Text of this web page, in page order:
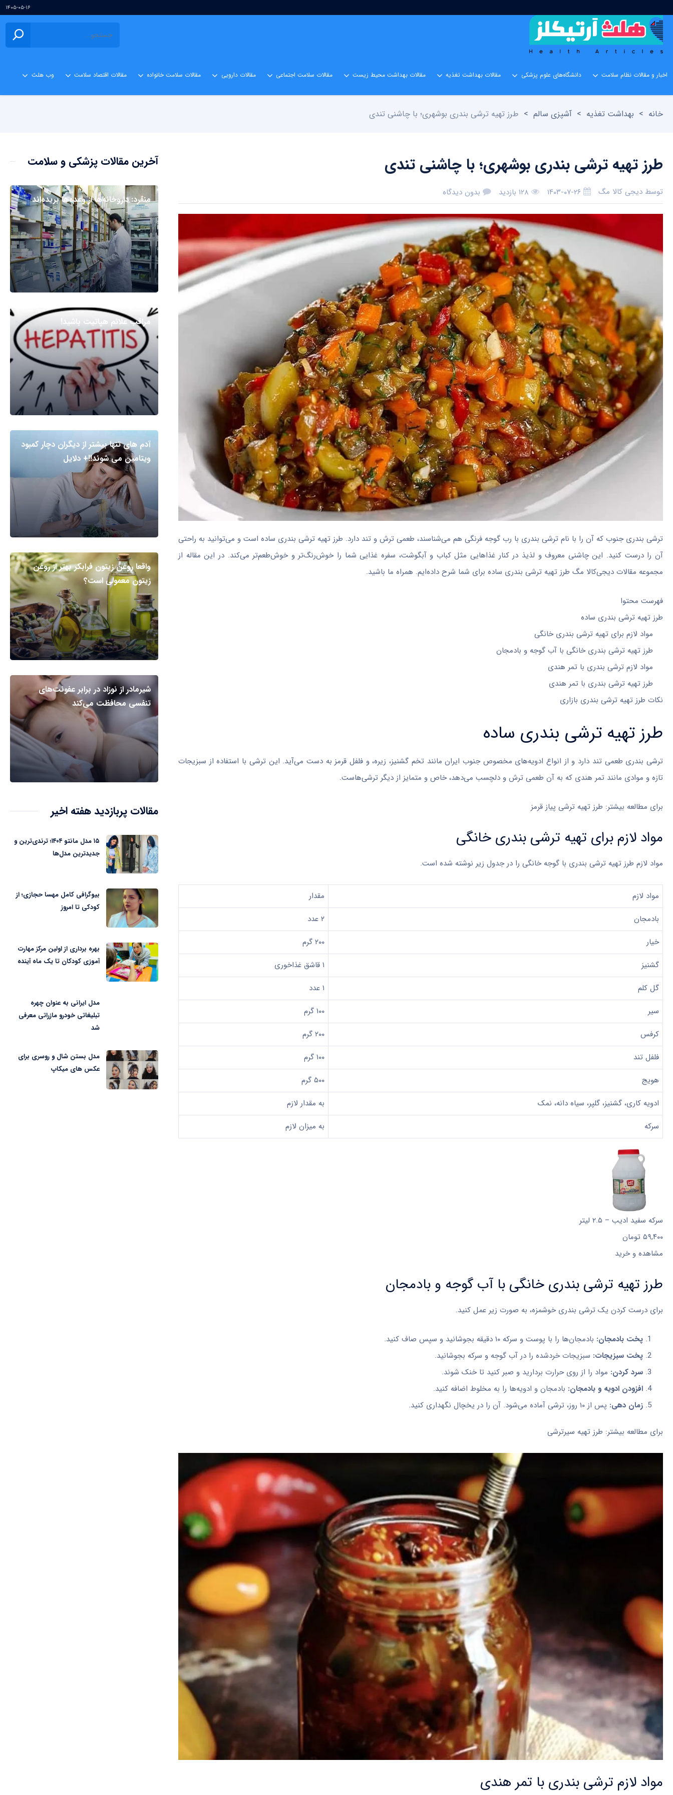
۱۴۰۵-۰۵-۱۶
اخبار و مقالات نظام سلامت دانشگاه‌های علوم پزشکی مقالات بهداشت تغذیه مقالات بهداشت محیط زیست مقالات سلامت اجتماعی مقالات دارویی مقالات سلامت خانواده مقالات اقتصاد سلامت وب هلث
خانه > بهداشت تغذیه > آشپزی سالم > طرز تهیه ترشی بندری بوشهری؛ با چاشنی تندی
طرز تهیه ترشی بندری بوشهری؛ با چاشنی تندی
توسط دیجی کالا مگ ۱۴۰۳-۰۷-۲۶ ۱۲۸ بازدید بدون دیدگاه
ترشی بندری جنوب که آن را با نام ترشی بندری با رب گوجه فرنگی هم می‌شناسند، طعمی ترش و تند دارد. طرز تهیه ترشی بندری ساده است و می‌توانید به راحتی
آن را درست کنید. این چاشنی معروف و لذیذ در کنار غذاهایی مثل کباب و آبگوشت، سفره غذایی شما را خوش‌رنگ‌تر و خوش‌طعم‌تر می‌کند. در این مقاله از
مجموعه مقالات دیجی‌کالا مگ طرز تهیه ترشی بندری ساده برای شما شرح داده‌ایم. همراه ما باشید.
فهرست محتوا
طرز تهیه ترشی بندری ساده
مواد لازم برای تهیه ترشی بندری خانگی
طرز تهیه ترشی بندری خانگی با آب گوجه و بادمجان
مواد لازم ترشی بندری با تمر هندی
طرز تهیه ترشی بندری با تمر هندی
نکات طرز تهیه ترشی بندری بازاری
طرز تهیه ترشی بندری ساده
ترشی بندری طعمی تند دارد و از انواع ادویه‌های مخصوص جنوب ایران مانند تخم گشنیز، زیره، و فلفل قرمز به دست می‌آید. این ترشی با استفاده از سبزیجات
تازه و موادی مانند تمر هندی که به آن طعمی ترش و دلچسب می‌دهد، خاص و متمایز از دیگر ترشی‌هاست.
برای مطالعه بیشتر: طرز تهیه ترشی پیاز قرمز
مواد لازم برای تهیه ترشی بندری خانگی
مواد لازم طرز تهیه ترشی بندری با گوجه خانگی را در جدول زیر نوشته شده است.
مواد لازم
مقدار
بادمجان
۲ عدد
خیار
۲۰۰ گرم
گشنیز
۱ قاشق غذاخوری
گل کلم
۱ عدد
سیر
۱۰۰ گرم
کرفس
۲۰۰ گرم
فلفل تند
۱۰۰ گرم
هویج
۵۰۰ گرم
ادویه کاری، گشنیز، گلپر، سیاه دانه، نمک
به مقدار لازم
سرکه
به میزان لازم
سرکه سفید ادیب – ۲.۵ لیتر
۵۹,۴۰۰ تومان
مشاهده و خرید
طرز تهیه ترشی بندری خانگی با آب گوجه و بادمجان
برای درست کردن یک ترشی بندری خوشمزه، به صورت زیر عمل کنید.
پخت بادمجان: بادمجان‌ها را با پوست و سرکه ۱۰ دقیقه بجوشانید و سپس صاف کنید.
پخت سبزیجات: سبزیجات خردشده را در آب گوجه و سرکه بجوشانید.
سرد کردن: مواد را از روی حرارت بردارید و صبر کنید تا خنک شوند.
افزودن ادویه و بادمجان: بادمجان و ادویه‌ها را به مخلوط اضافه کنید.
زمان دهی: پس از ۱۰ روز، ترشی آماده می‌شود. آن را در یخچال نگهداری کنید.
برای مطالعه بیشتر: طرز تهیه سیرترشی
مواد لازم ترشی بندری با تمر هندی
آخرین مقالات پزشکی و سلامت
منفرد: داروخانه‌ها از وعده‌ها بریده‌اند
مراقب علائم هپاتیت باشید!
آدم های تنها بیشتر از دیگران دچار کمبود
ویتامین می شوند!!+ دلایل
واقعا روغن زیتون فرابکر بهتر از روغن
زیتون معمولی است؟
شیرمادر از نوزاد در برابر عفونت‌های
تنفسی محافظت می‌کند
مقالات پربازدید هفته اخیر
۱۵ مدل مانتو ۱۴۰۴؛ ترندی‌ترین و
جدیدترین مدل‌ها
بیوگرافی کامل مهسا حجازی؛ از
کودکی تا امروز
بهره برداری از اولین مرکز مهارت
آموزی کودکان تا یک ماه آینده
مدل ایرانی به عنوان چهره
تبلیغاتی خودرو مازراتی معرفی
شد
مدل بستن شال و روسری برای
عکس های میکاپ